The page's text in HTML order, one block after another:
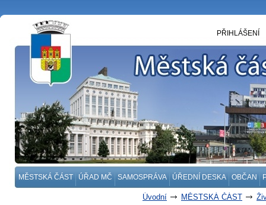
MĚSTSKÁ ČÁST ÚŘAD MČ SAMOSPRÁVA ÚŘEDNÍ DESKA OBČAN
PŘIHLÁŠENÍ
Úvodní MĚSTSKÁ ČÁST